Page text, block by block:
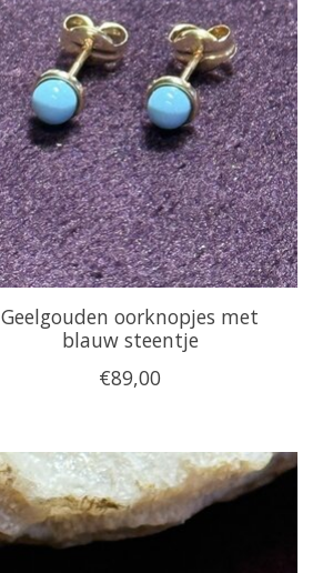
Geelgouden oorknopjes met
blauw steentje
€89,00